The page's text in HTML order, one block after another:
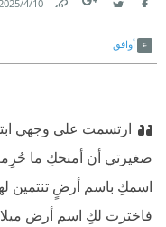
10‏/4‏/2025
أوافق
ارتسمت على وجهي
صغيرتي أن أمنحكِ ما
اسمكِ باسم أرضٍ تنتمين
فاخترت لكِ اسم أرض